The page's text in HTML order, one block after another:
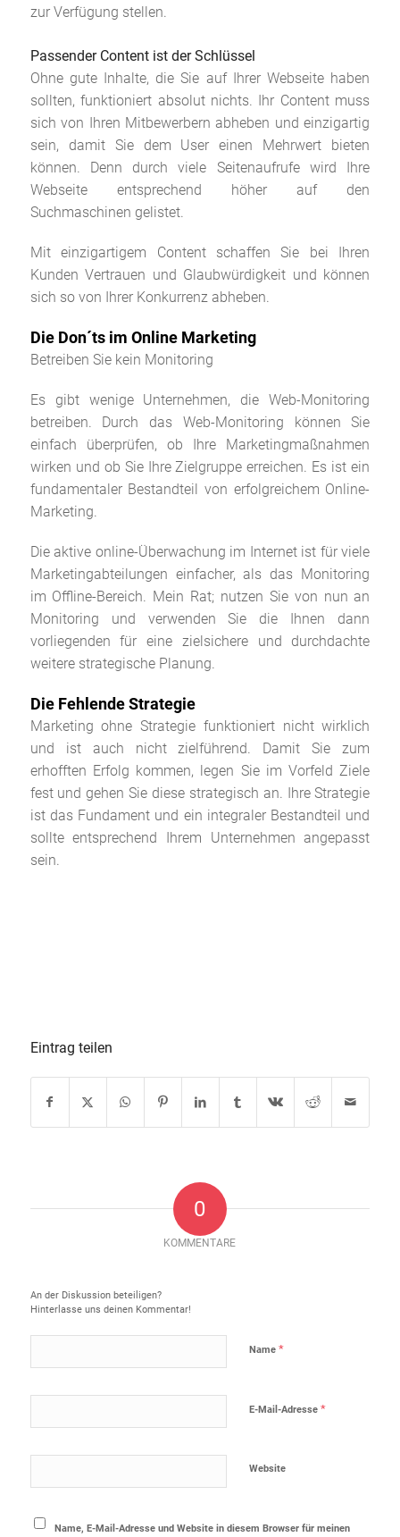
zur Verfügung stellen.
Passender Content ist der Schlüssel
Ohne gute Inhalte, die Sie auf Ihrer Webseite haben
sollten, funktioniert absolut nichts. Ihr Content muss
sich von Ihren Mitbewerbern abheben und einzigartig
sein, damit Sie dem User einen Mehrwert bieten
können. Denn durch viele Seitenaufrufe wird Ihre
Webseite entsprechend höher auf den
Suchmaschinen gelistet.
Mit einzigartigem Content schaffen Sie bei Ihren
Kunden Vertrauen und Glaubwürdigkeit und können
sich so von Ihrer Konkurrenz abheben.
Die Don´ts im Online Marketing
Betreiben Sie kein Monitoring
Es gibt wenige Unternehmen, die Web-Monitoring
betreiben. Durch das Web-Monitoring können Sie
einfach überprüfen, ob Ihre Marketingmaßnahmen
wirken und ob Sie Ihre Zielgruppe erreichen. Es ist ein
fundamentaler Bestandteil von erfolgreichem Online-
Marketing.
Die aktive online-Überwachung im Internet ist für viele
Marketingabteilungen einfacher, als das Monitoring
im Offline-Bereich. Mein Rat; nutzen Sie von nun an
Monitoring und verwenden Sie die Ihnen dann
vorliegenden für eine zielsichere und durchdachte
weitere strategische Planung.
Die Fehlende Strategie
Marketing ohne Strategie funktioniert nicht wirklich
und ist auch nicht zielführend. Damit Sie zum
erhofften Erfolg kommen, legen Sie im Vorfeld Ziele
fest und gehen Sie diese strategisch an. Ihre Strategie
ist das Fundament und ein integraler Bestandteil und
sollte entsprechend Ihrem Unternehmen angepasst
sein.
Eintrag teilen
0
KOMMENTARE
An der Diskussion beteiligen?
Hinterlasse uns deinen Kommentar!
Name *
E-Mail-Adresse *
Website
Name, E-Mail-Adresse und Website in diesem Browser für meinen